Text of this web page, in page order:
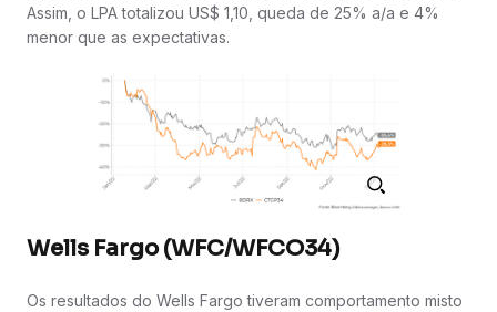
Assim, o LPA totalizou US$ 1,10, queda de 25% a/a e 4%
menor que as expectativas.
Wells Fargo (WFC/WFCO34)
Os resultados do Wells Fargo tiveram comportamento misto